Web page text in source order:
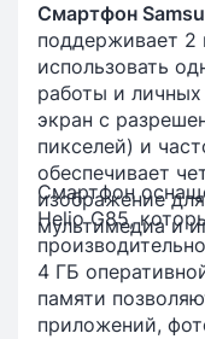
Смартфон
поддерживает 2
использовать
работы и
экран с
пикселей) и
обеспечивает
изображение
мультимедиа и
Смартфон
Helio G85,
4 ГБ
памяти
приложений,